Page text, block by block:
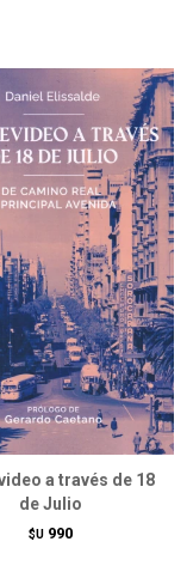
a través de 18
de Julio
$U 990